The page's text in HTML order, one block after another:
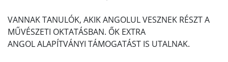
VANNAK TANULÓK, AKIK ANGOLUL VESZNEK RÉSZT A
MŰVÉSZETI OKTATÁSBAN. ŐK EXTRA
ANGOL ALAPÍTVÁNYI TÁMOGATÁST IS UTALNAK.